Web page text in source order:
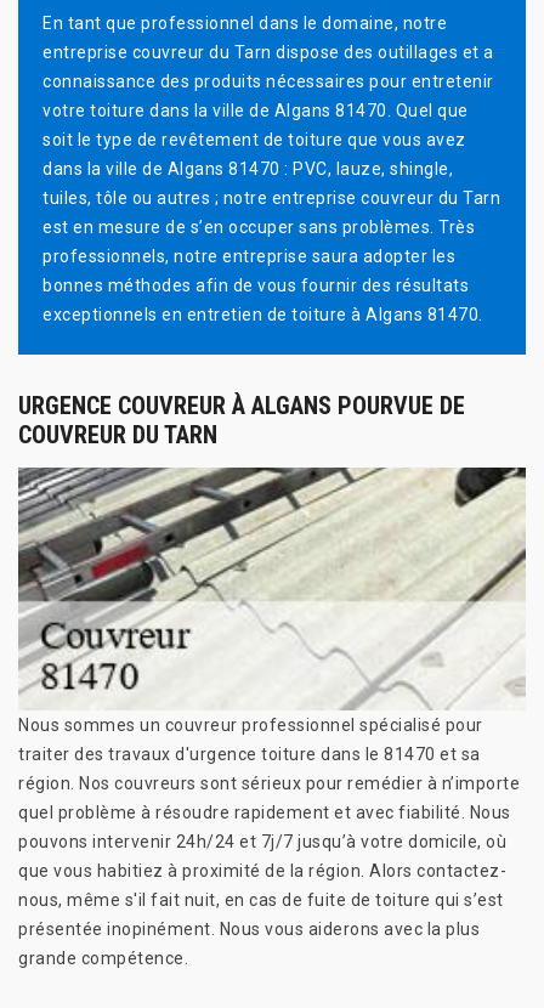
En tant que professionnel dans le domaine, notre
entreprise couvreur du Tarn dispose des outillages et a
connaissance des produits nécessaires pour entretenir
votre toiture dans la ville de Algans 81470. Quel que
soit le type de revêtement de toiture que vous avez
dans la ville de Algans 81470 : PVC, lauze, shingle,
tuiles, tôle ou autres ; notre entreprise couvreur du Tarn
est en mesure de s’en occuper sans problèmes. Très
professionnels, notre entreprise saura adopter les
bonnes méthodes afin de vous fournir des résultats
exceptionnels en entretien de toiture à Algans 81470.
URGENCE COUVREUR À ALGANS POURVUE DE
COUVREUR DU TARN
Nous sommes un couvreur professionnel spécialisé pour
traiter des travaux d'urgence toiture dans le 81470 et sa
région. Nos couvreurs sont sérieux pour remédier à n’importe
quel problème à résoudre rapidement et avec fiabilité. Nous
pouvons intervenir 24h/24 et 7j/7 jusqu’à votre domicile, où
que vous habitiez à proximité de la région. Alors contactez-
nous, même s'il fait nuit, en cas de fuite de toiture qui s’est
présentée inopinément. Nous vous aiderons avec la plus
grande compétence.